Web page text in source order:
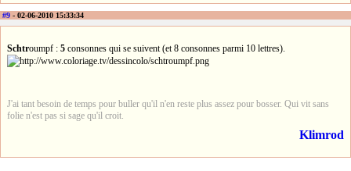
#9 - 02-06-2010 15:33:34
Schtroumpf : 5 consonnes qui se suivent (et 8 consonnes parmi 10 lettres).
J'ai tant besoin de temps pour buller qu'il n'en reste plus assez pour bosser. Qui vit sans
folie n'est pas si sage qu'il croit.
Klimrod